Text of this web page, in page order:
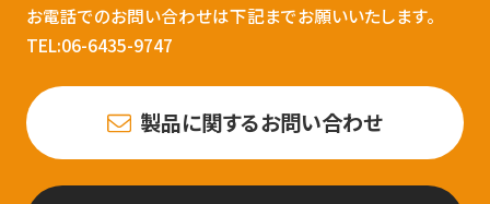
お電話でのお問い合わせは下記までお願いいたします。
TEL:06-6435-9747
製品に関するお問い合わせ